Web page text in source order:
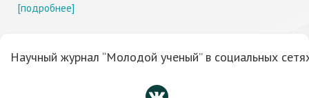
[подробнее]
Научный журнал “Молодой ученый” в социальных